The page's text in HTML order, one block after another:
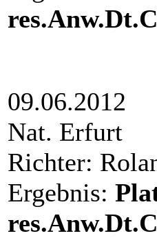
09.06.2012
Nat. Erfurt
Richter:
Ergebnis: